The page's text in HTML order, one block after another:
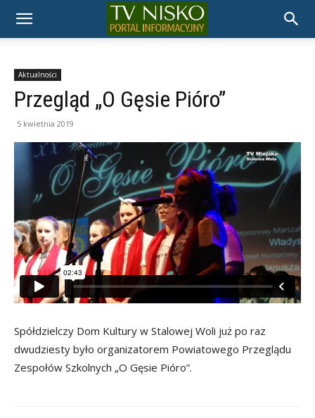
TELEWIZJA
NISKO
Aktualności
Przegląd „O Gęsie Pióro”
5 kwietnia 2019
Spółdzielczy Dom Kultury w Stalowej Woli już po raz
dwudziesty było organizatorem Powiatowego Przeglądu
Zespołów Szkolnych „O Gęsie Pióro”.